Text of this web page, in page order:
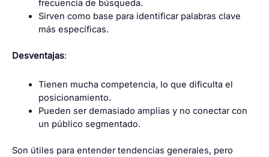
frecuencia de búsqueda.
Sirven como base para identificar palabras clave
más específicas.
Desventajas:
Tienen mucha competencia, lo que dificulta el
posicionamiento.
Pueden ser demasiado amplias y no conectar con
un público segmentado.
Son útiles para entender tendencias generales, pero